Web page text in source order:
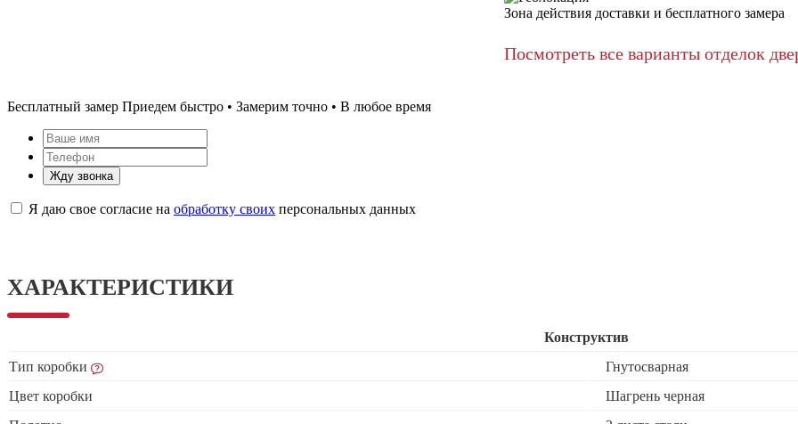
Зона действия доставки и бесплатного замера
Посмотреть все варианты отделок
Бесплатный замер Приедем быстро • Замерим точно • В любое время
Жду звонка
Я даю свое согласие на обработку своих персональных данных
ХАРАКТЕРИСТИКИ
Конструктив
Тип коробки
Гнутосварная
Цвет коробки
Шагрень черная